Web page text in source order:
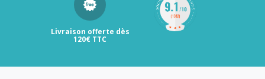
Livraison offerte dès
120€ TTC